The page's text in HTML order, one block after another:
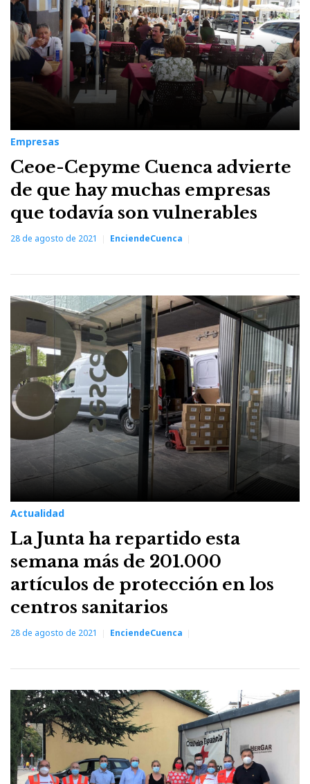
Empresas
Ceoe-Cepyme Cuenca advierte
de que hay muchas empresas
que todavía son vulnerables
28 de agosto de 2021 EnciendeCuenca
Actualidad
La Junta ha repartido esta
semana más de 201.000
artículos de protección en los
centros sanitarios
28 de agosto de 2021 EnciendeCuenca